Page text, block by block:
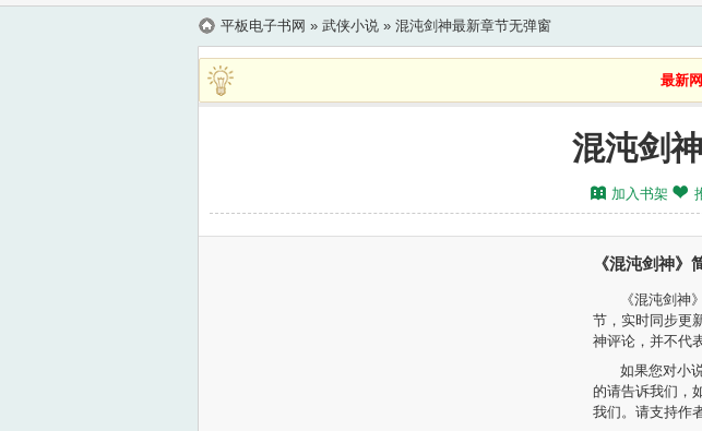
平板电子书网 » 武侠小说 » 混沌剑神最新章节无弹窗
最新
混沌剑神
加入书架
《混沌剑神》
《混沌剑神
节 ，实时同步更
神评论，并不代
如果您对小
的请告诉我们，
我们。请支持作